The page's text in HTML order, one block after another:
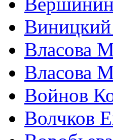
Виницкий
Власова
Власова
Войнов
Волчков